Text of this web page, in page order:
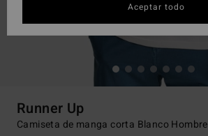
Runner Up
Camiseta de manga corta Blanco Hombre
Aceptar todo